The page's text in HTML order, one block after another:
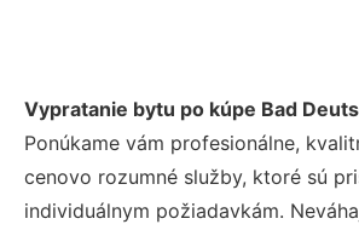
Vypratanie bytu po kúpe Bad
Ponúkame vám profesionálne,
cenovo rozumné služby, ktoré sú
individuálnym požiadavkám.